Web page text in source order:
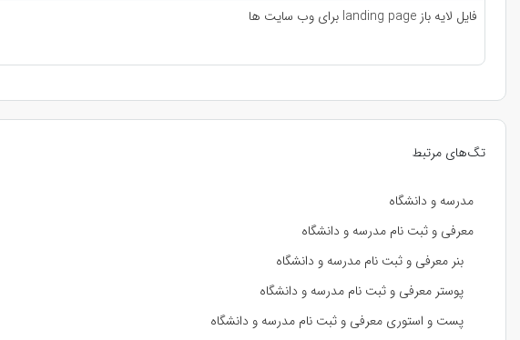
تگ‌های مرتبط
مدرسه و دانشگاه
معرفی و ثبت نام مدرسه و دانشگاه
بنر معرفی و ثبت نام مدرسه و دانشگاه
پوستر معرفی و ثبت نام مدرسه و دانشگاه
پست و استوری معرفی و ثبت نام مدرسه و دانشگاه
فایل لایه باز landing page برای وب سایت ها